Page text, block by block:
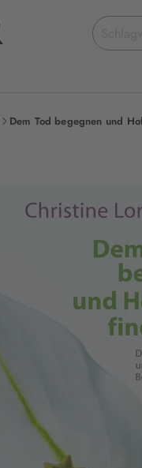
eingeben
Dem Tod begegnen und